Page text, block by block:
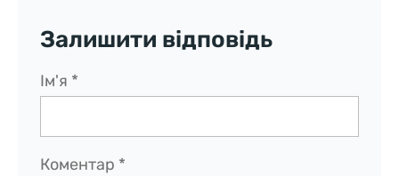
Залишити відповідь
Коментар *
Ім'я *